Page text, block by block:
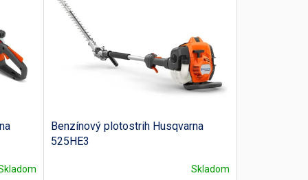
Benzínový plotostrih Husqvarna
525HE3
Skladom